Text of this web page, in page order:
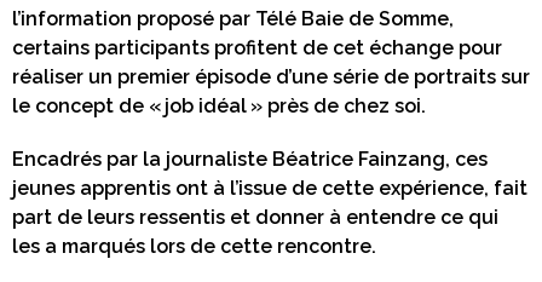
l’information proposé par Télé Baie de Somme,
certains participants profitent de cet échange pour
réaliser un premier épisode d’une série de portraits sur
le concept de « job idéal » près de chez soi.
Encadrés par la journaliste Béatrice Fainzang, ces
jeunes apprentis ont à l’issue de cette expérience, fait
part de leurs ressentis et donner à entendre ce qui
les a marqués lors de cette rencontre.